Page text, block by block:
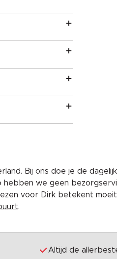
Bij ons doe je de
hebben we geen
voor Dirk betekent
.
Altijd de